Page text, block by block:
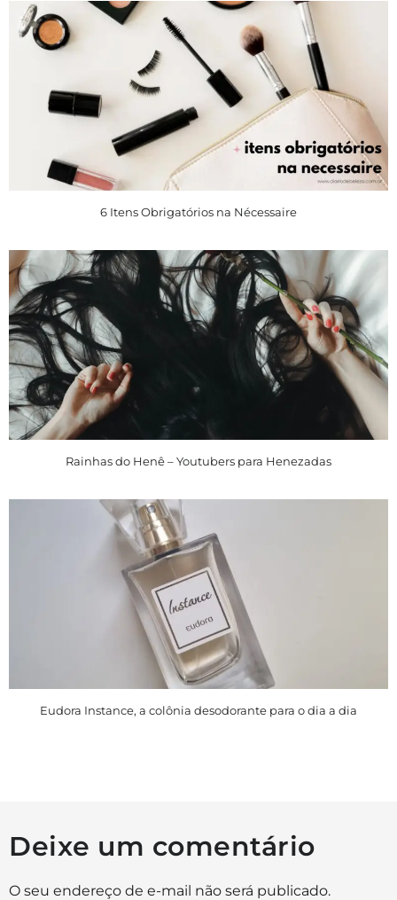
6 Itens Obrigatórios na Nécessaire
Rainhas do Henê – Youtubers para Henezadas
Eudora Instance, a colônia desodorante para o dia a dia
Deixe um comentário
O seu endereço de e-mail não será publicado.